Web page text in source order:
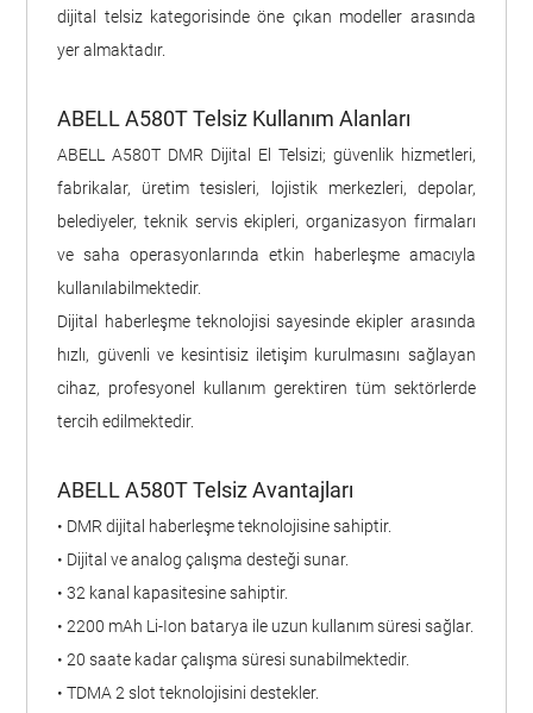
dijital telsiz kategorisinde öne çıkan modeller arasında
yer almaktadır.
ABELL A580T Telsiz Kullanım Alanları
ABELL A580T DMR Dijital El Telsizi; güvenlik hizmetleri,
fabrikalar, üretim tesisleri, lojistik merkezleri, depolar,
belediyeler, teknik servis ekipleri, organizasyon firmaları
ve saha operasyonlarında etkin haberleşme amacıyla
kullanılabilmektedir.
Dijital haberleşme teknolojisi sayesinde ekipler arasında
hızlı, güvenli ve kesintisiz iletişim kurulmasını sağlayan
cihaz, profesyonel kullanım gerektiren tüm sektörlerde
tercih edilmektedir.
ABELL A580T Telsiz Avantajları
• DMR dijital haberleşme teknolojisine sahiptir.
• Dijital ve analog çalışma desteği sunar.
• 32 kanal kapasitesine sahiptir.
• 2200 mAh Li-Ion batarya ile uzun kullanım süresi sağlar.
• 20 saate kadar çalışma süresi sunabilmektedir.
• TDMA 2 slot teknolojisini destekler.